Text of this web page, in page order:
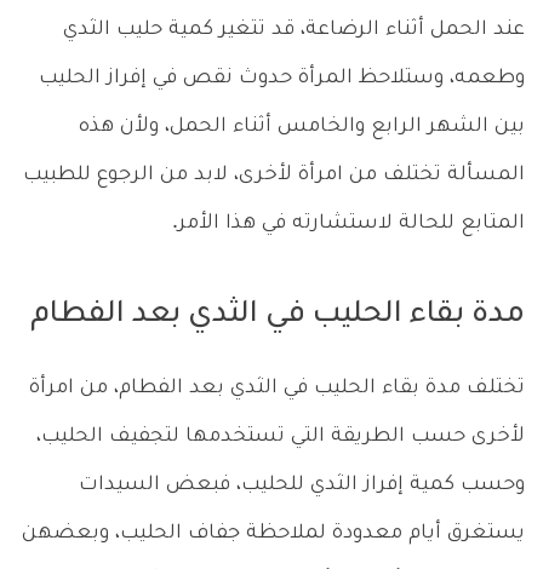
عند الحمل أثناء الرضاعة، قد تتغير كمية حليب الثدي
وطعمه، وستلاحظ المرأة حدوث نقص في إفراز الحليب
بين الشهر الرابع والخامس أثناء الحمل، ولأن هذه
المسألة تختلف من امرأة لأخرى، لابد من الرجوع للطبيب
المتابع للحالة لاستشارته في هذا الأمر.
مدة بقاء الحليب في الثدي بعد الفطام
تختلف مدة بقاء الحليب في الثدي بعد الفطام، من امرأة
لأخرى حسب الطريقة التي تستخدمها لتجفيف الحليب،
وحسب كمية إفراز الثدي للحليب، فبعض السيدات
يستغرق أيام معدودة لملاحظة جفاف الحليب، وبعضهن